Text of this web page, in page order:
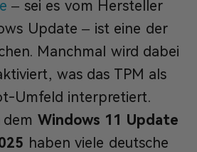
– sei es vom Hersteller
Update – ist eine der
Manchmal wird dabei
was das TPM als
Umfeld interpretiert.
Windows 11 Update
haben viele deutsche